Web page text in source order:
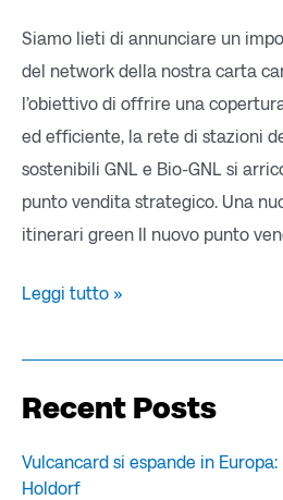
Siamo lieti di annunciare un
del network della nostra carta
l’obiettivo di offrire una
ed efficiente, la rete di stazioni
sostenibili GNL e Bio-GNL si
punto vendita strategico. Una
itinerari green Il nuovo punto
Leggi tutto »
Recent Posts
Vulcancard si espande in
Holdorf